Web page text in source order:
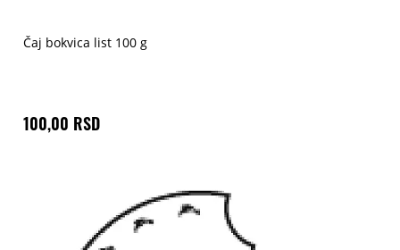
Čaj bokvica list 100 g
100,00 RSD